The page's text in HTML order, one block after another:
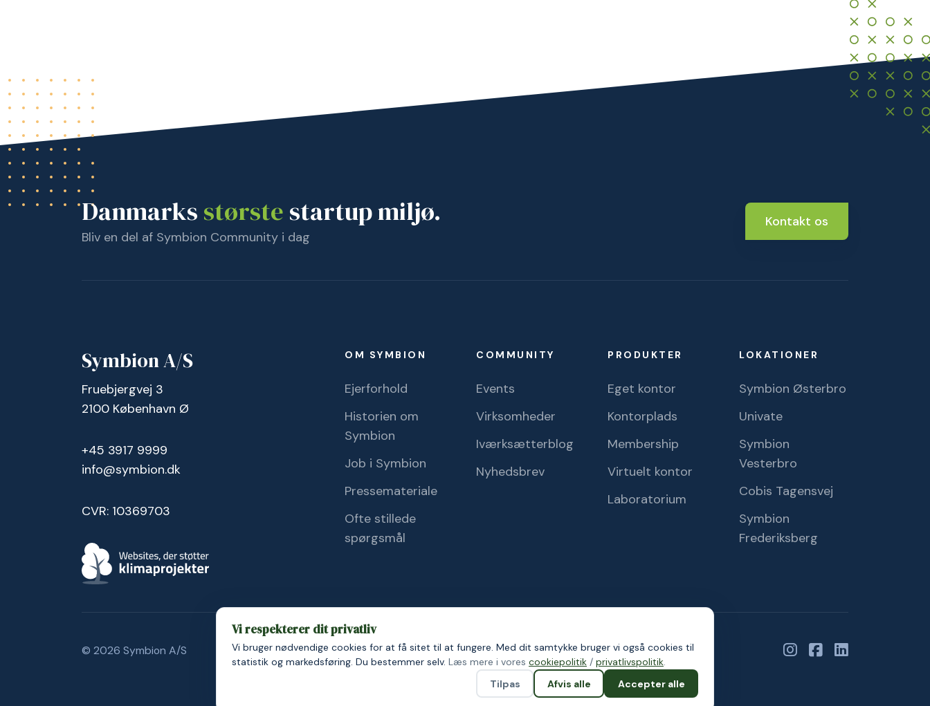
Danmarks største startup miljø.
Bliv en del af Symbion Community i dag
Kontakt os
Symbion A/S
Fruebjergvej 3
2100 København Ø
+45 3917 9999
info@symbion.dk
CVR: 10369703
OM SYMBION
Ejerforhold
Historien om
Symbion
Job i Symbion
Pressemateriale
Ofte stillede
spørgsmål
COMMUNITY
Events
Virksomheder
Iværksætterblog
Nyhedsbrev
PRODUKTER
Eget kontor
Kontorplads
Membership
Virtuelt kontor
Laboratorium
LOKATIONER
Symbion Østerbro
Univate
Symbion
Vesterbro
Cobis Tagensvej
Symbion
Frederiksberg
© 2026 Symbion A/S Persondatapolitik Cookiepolitik
Vi respekterer dit privatliv
Vi bruger nødvendige cookies for at få sitet til at fungere. Med dit samtykke bruger vi også cookies til
statistik og markedsføring. Du bestemmer selv. Læs mere i vores cookiepolitik / privatlivspolitik.
Tilpas
Afvis alle Accepter alle